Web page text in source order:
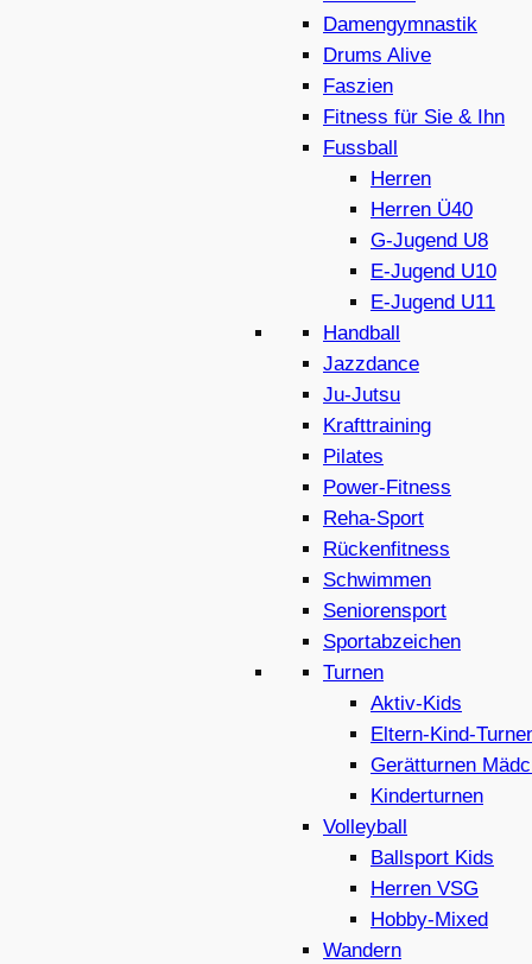
Damengymnastik
Drums Alive
Faszien
Fitness für Sie & Ihn
Fussball
Herren
Herren Ü40
G-Jugend U8
E-Jugend U10
E-Jugend U11
Handball
Jazzdance
Ju-Jutsu
Krafttraining
Pilates
Power-Fitness
Reha-Sport
Rückenfitness
Schwimmen
Seniorensport
Sportabzeichen
Turnen
Aktiv-Kids
Eltern-Kind-
Gerätturnen
Kinderturnen
Volleyball
Ballsport Kids
Herren VSG
Hobby-Mixed
Wandern